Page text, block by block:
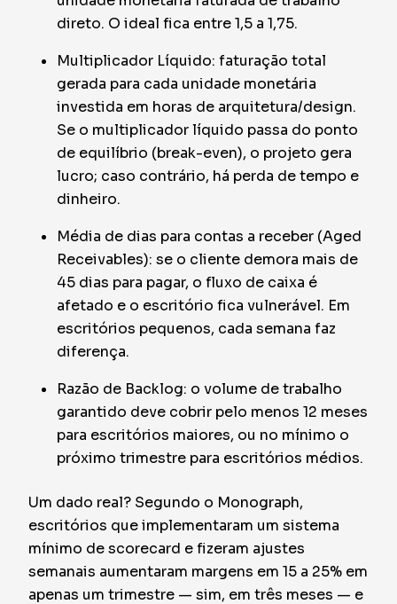
direto. O ideal fica entre 1,5 a 1,75.
Multiplicador Líquido: faturação total
gerada para cada unidade monetária
investida em horas de arquitetura/design.
Se o multiplicador líquido passa do ponto
de equilíbrio (break-even), o projeto gera
lucro; caso contrário, há perda de tempo e
dinheiro.
Média de dias para contas a receber (Aged
Receivables): se o cliente demora mais de
45 dias para pagar, o fluxo de caixa é
afetado e o escritório fica vulnerável. Em
escritórios pequenos, cada semana faz
diferença.
Razão de Backlog: o volume de trabalho
garantido deve cobrir pelo menos 12 meses
para escritórios maiores, ou no mínimo o
próximo trimestre para escritórios médios.
Um dado real? Segundo o Monograph,
escritórios que implementaram um sistema
mínimo de scorecard e fizeram ajustes
semanais aumentaram margens em 15 a 25% em
apenas um trimestre — sim, em três meses — e